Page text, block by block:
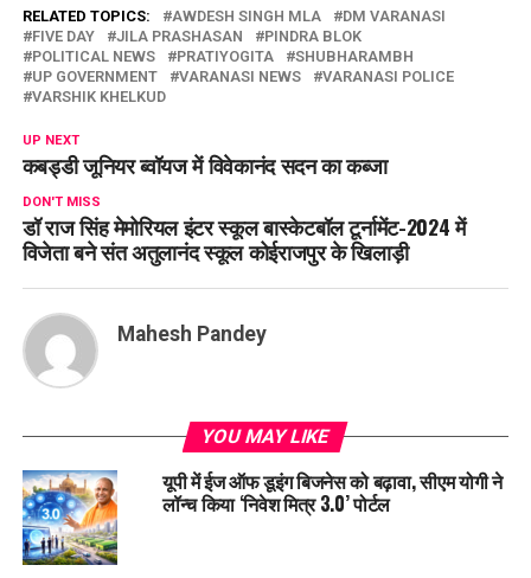
RELATED TOPICS: AWDESH SINGH MLA
DM VARANASI
FIVE DAY
JILA PRASHASAN
PINDRA BLOK
POLITICAL NEWS
PRATIYOGITA
SHUBHARAMBH
UP GOVERNMENT
VARANASI NEWS
VARANASI POLICE
VARSHIK KHELKUD
UP NEXT
कबड्डी जूनियर ब्वॉयज में विवेकानंद सदन का कब्जा
DON'T MISS
डॉ राज सिंह मेमोरियल इंटर स्कूल बास्केटबॉल टूर्नामेंट-2024 में
विजेता बने संत अतुलानंद स्कूल कोईराजपुर के खिलाड़ी
Mahesh Pandey
YOU MAY LIKE
यूपी में ईज ऑफ डूइंग बिजनेस को बढ़ावा, सीएम योगी ने
लॉन्च किया ‘निवेश मित्र 3.0’ पोर्टल